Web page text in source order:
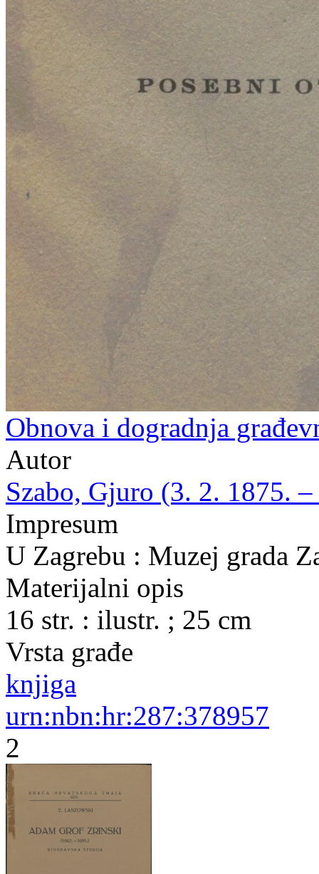
Obnova i dogradnja
Autor
Szabo, Gjuro (3. 2. 1875.
Impresum
U Zagrebu : Muzej grada
Materijalni opis
16 str. : ilustr. ; 25 cm
Vrsta građe
knjiga
urn:nbn:hr:287:378957
2